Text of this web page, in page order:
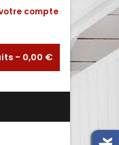
compte
- 0,00 €